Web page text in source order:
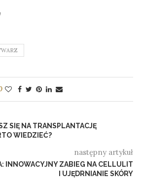
SIĘ NA TRANSPLANTACJĘ
WIEDZIEĆ?
następny artykuł
INNOWACYJNY ZABIEG NA CELLULIT
I UJĘDRNIANIE SKÓRY